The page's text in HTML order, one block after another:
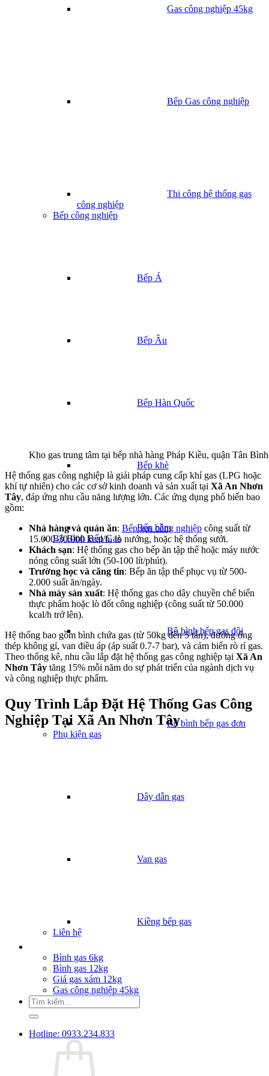
Gas công nghiệp 45kg
Bếp Gas công nghiệp
Thi công hệ thống gas
công nghiệp
Bếp công nghiệp
Bếp Á
Bếp Âu
Bếp Hàn Quốc
Bếp khè
Bếp hầm
Bộ Bình Bếp Gas
Bộ bình bếp gas đôi
Bộ bình bếp gas đơn
Phụ kiện gas
Dây dẫn gas
Van gas
Kiềng bếp gas
Liên hệ
Bình gas 6kg
Bình gas 12kg
Giá gas xám 12kg
Gas công nghiệp 45kg
Tìm
kiếm:
Hotline: 0933.234.833
Kho gas trung tâm tại bếp nhà hàng Pháp Kiều, quận Tân
Hệ thống gas công nghiệp là giải pháp cung cấp khí gas (LPG hoặc
khí tự nhiên) cho các cơ sở kinh doanh và sản xuất tại Xã An Nhơn
Tây, đáp ứng nhu cầu năng lượng lớn. Các ứng dụng phổ biến bao
gồm:
Nhà hàng và quán ăn: Bếp gas công nghiệp công suất từ
15.000-30.000 kcal/h, lò nướng, hoặc hệ thống sưởi.
Khách sạn: Hệ thống gas cho bếp ăn tập thể hoặc máy nước
nóng công suất lớn (50-100 lít/phút).
Trường học và căng tin: Bếp ăn tập thể phục vụ từ 500-
2.000 suất ăn/ngày.
Nhà máy sản xuất: Hệ thống gas cho dây chuyền chế biến
thực phẩm hoặc lò đốt công nghiệp (công suất từ 50.000
kcal/h trở lên).
Hệ thống bao gồm bình chứa gas (từ 50kg đến 5 tấn), đường ống
thép không gỉ, van điều áp (áp suất 0.7-7 bar), và cảm biến rò rỉ gas.
Theo thống kê, nhu cầu lắp đặt hệ thống gas công nghiệp tại Xã An
Nhơn Tây tăng 15% mỗi năm do sự phát triển của ngành dịch vụ
và công nghiệp thực phẩm.
Quy Trình Lắp Đặt Hệ Thống Gas Công
Nghiệp Tại Xã An Nhơn Tây